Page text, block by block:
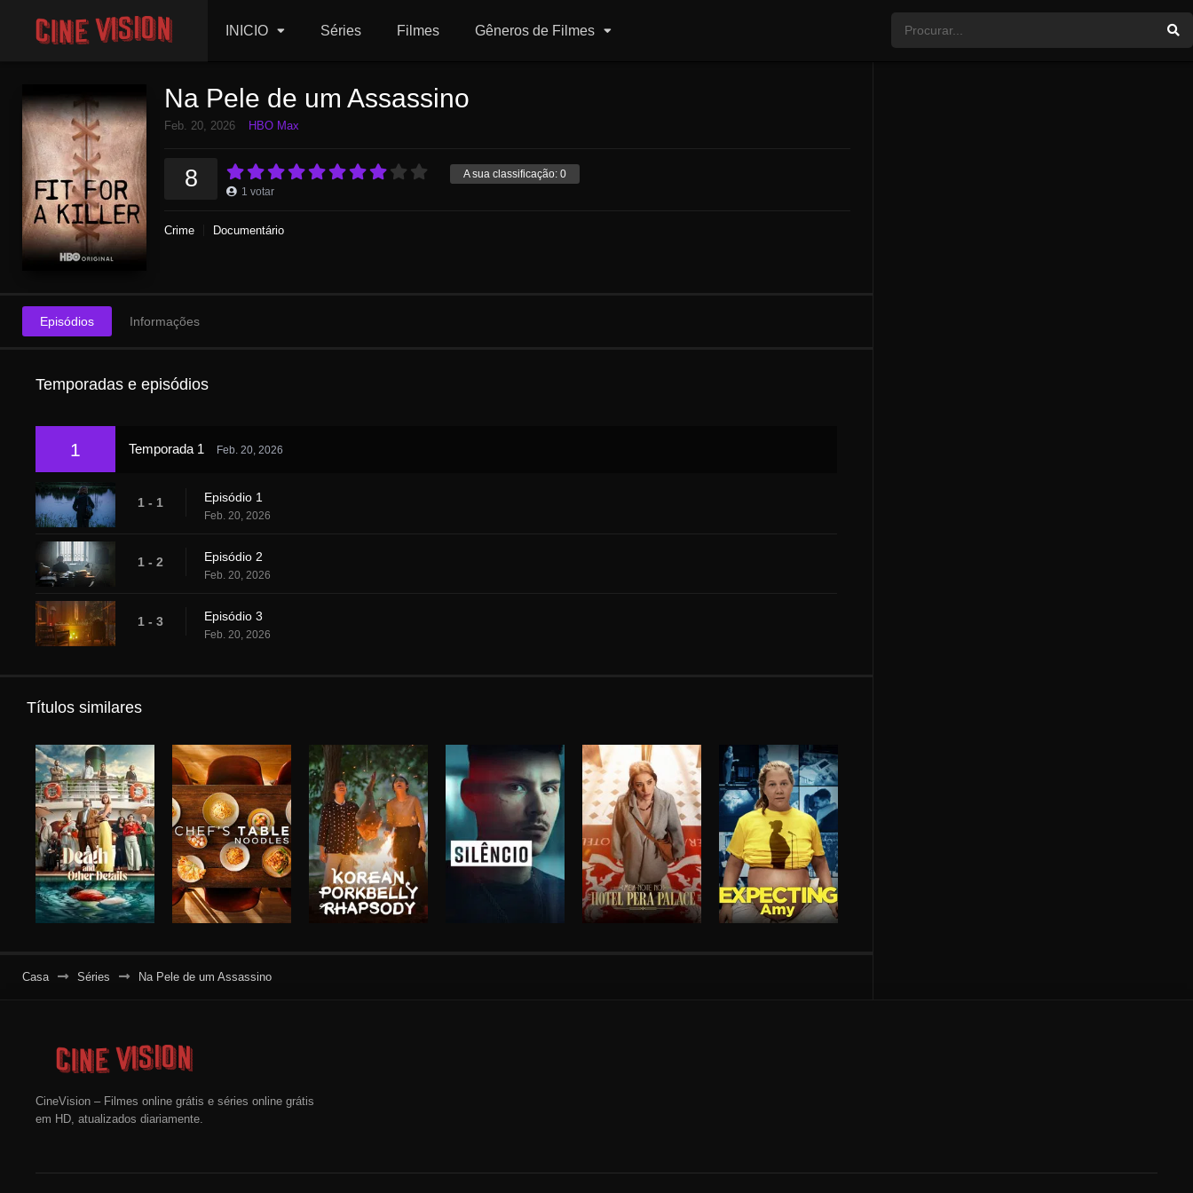
INICIO Séries Filmes Gêneros de Filmes
Na Pele de um Assassino
Feb. 20, 2026 HBO Max
A sua classificação: 0
8 1 votar
Crime Documentário
Episódios Informações
Temporadas e episódios
1 Temporada 1 Feb. 20, 2026
1 - 1 Episódio 1
Feb. 20, 2026
1 - 2 Episódio 2
Feb. 20, 2026
1 - 3 Episódio 3
Feb. 20, 2026
Títulos similares
Casa Séries Na Pele de um Assassino
CineVision – Filmes online grátis e séries online grátis
em HD, atualizados diariamente.